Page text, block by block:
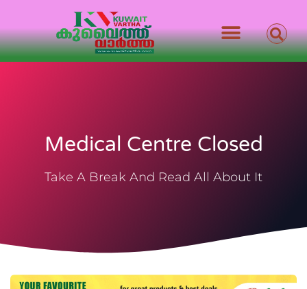
Medical Centre Closed
Take A Break And Read All About It